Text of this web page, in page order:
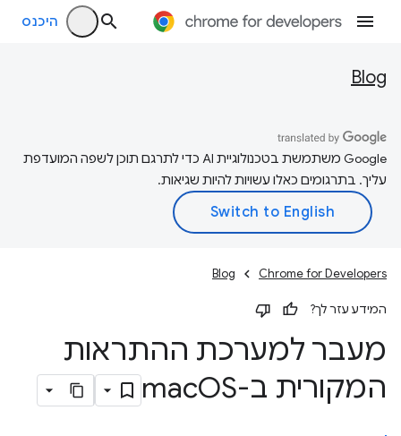
היכנס
Blog
‫Google משתמשת בטכנולוגיית AI כדי לתרגם תוכן לשפה המועדפת
עליך. בתרגומים כאלו עשויות להיות שגיאות.
Chrome for Developers
Blog
המידע עזר לך?
מעבר למערכת ההתראות
המקורית ב-macOS